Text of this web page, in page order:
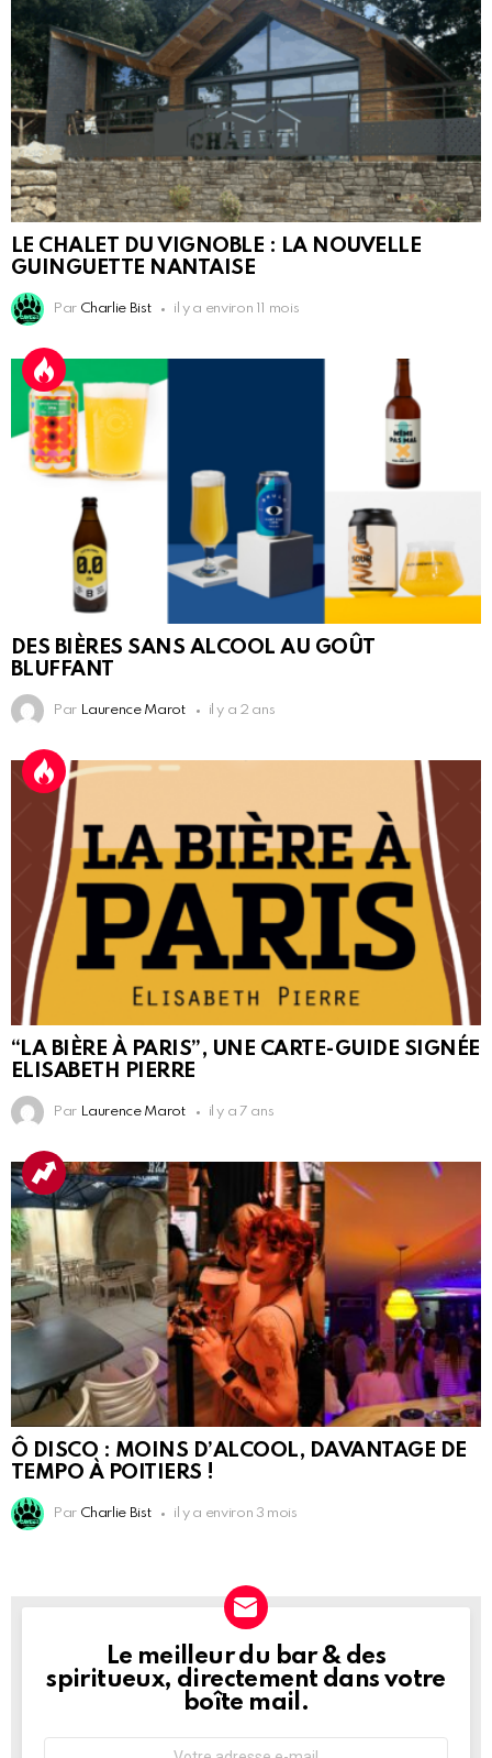
LE CHALET DU VIGNOBLE : LA NOUVELLE
GUINGUETTE NANTAISE
Par Charlie Bist il y a environ 11 mois
DES BIÈRES SANS ALCOOL AU GOÛT
BLUFFANT
Par Laurence Marot il y a 2 ans
“LA BIÈRE À PARIS”, UNE CARTE-GUIDE SIGNÉE
ELISABETH PIERRE
Par Laurence Marot il y a 7 ans
Ô DISCO : MOINS D’ALCOOL, DAVANTAGE DE
TEMPO À POITIERS !
Par Charlie Bist il y a environ 3 mois
NEWSLETTER
Le meilleur du bar & des
spiritueux, directement dans votre
boîte mail.